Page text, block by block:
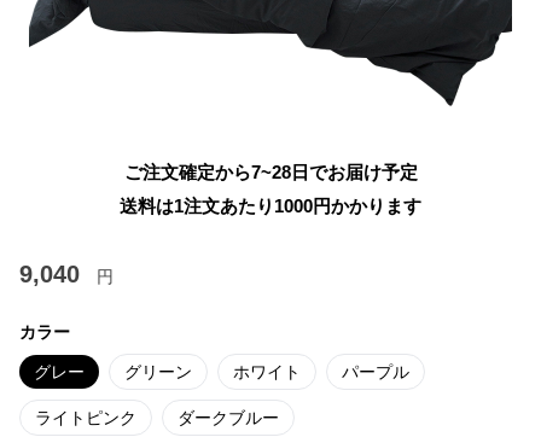
ご注文確定から7~28日でお届け予定
送料は1注文あたり 1000円かかります
9,040 円
カラー
グレー グリーン ホワイト パープル
ライトピンク ダークブルー